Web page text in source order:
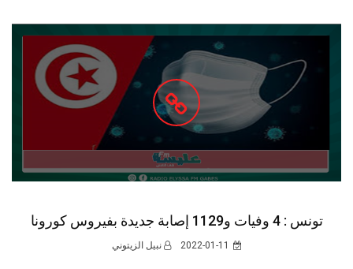
تونس : 4 وفيات و1129 إصابة جديدة بفيروس كورونا
2022-01-11 نبيل الزيتوني